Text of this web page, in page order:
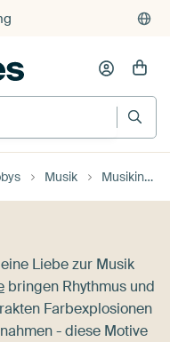
Musik Musikinstrumente
Liebe zur Musik
bringen Rhythmus und
Farbexplosionen
- diese Motive